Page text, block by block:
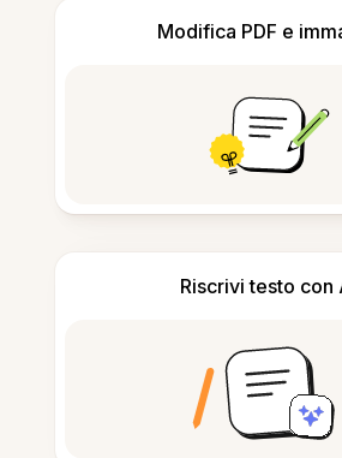
Modifica PDF e
Riscrivi testo con